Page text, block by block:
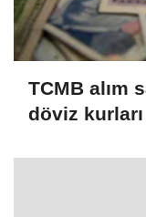
TCMB alım
döviz